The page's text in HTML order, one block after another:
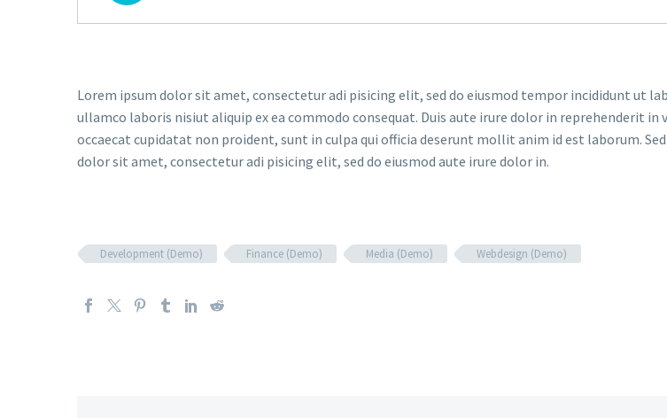
Lorem ipsum dolor sit amet, consectetur adi pisicing elit, sed do eiusmod tempor incididunt ut
ullamco laboris nisiut aliquip ex ea commodo consequat. Duis aute irure dolor in reprehenderit
occaecat cupidatat non proident, sunt in culpa qui officia deserunt mollit anim id est laborum.
dolor sit amet, consectetur adi pisicing elit, sed do eiusmod aute irure dolor in.
Development (Demo) Finance (Demo) Media (Demo) Webdesign (Demo)